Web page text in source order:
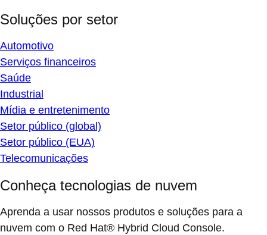
Soluções por setor
Automotivo
Serviços financeiros
Saúde
Industrial
Mídia e entretenimento
Setor público (global)
Setor público (EUA)
Telecomunicações
Conheça tecnologias de nuvem
Aprenda a usar nossos produtos e soluções para a
nuvem com o Red Hat® Hybrid Cloud Console.